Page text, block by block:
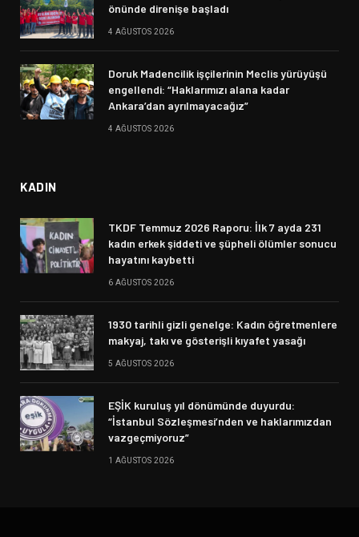
önünde direnişe başladı
4 AĞUSTOS 2026
Doruk Madencilik işçilerinin Meclis yürüyüşü
engellendi: “Haklarımızı alana kadar
Ankara’dan ayrılmayacağız”
4 AĞUSTOS 2026
KADIN
TKDF Temmuz 2026 Raporu: İlk 7 ayda 231
kadın erkek şiddeti ve şüpheli ölümler sonucu
hayatını kaybetti
6 AĞUSTOS 2026
1930 tarihli gizli genelge: Kadın öğretmenlere
makyaj, takı ve gösterişli kıyafet yasağı
5 AĞUSTOS 2026
EŞİK kuruluş yıl dönümünde duyurdu:
“İstanbul Sözleşmesi’nden ve haklarımızdan
vazgeçmiyoruz”
1 AĞUSTOS 2026